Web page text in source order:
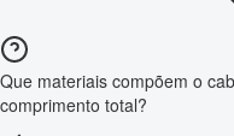
Que materiais compõem o
comprimento total?